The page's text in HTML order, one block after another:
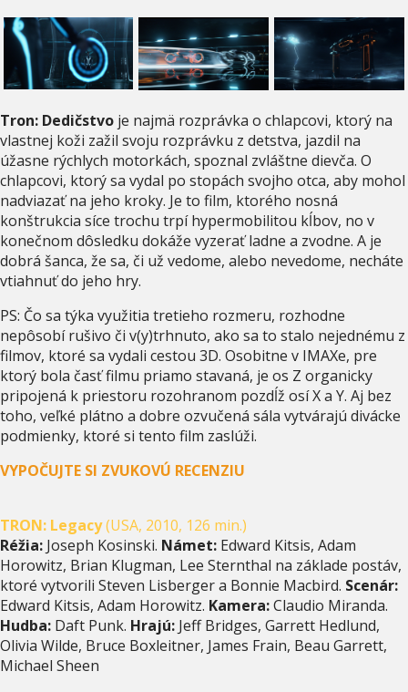
Tron: Dedičstvo je najmä rozprávka o chlapcovi, ktorý na
vlastnej koži zažil svoju rozprávku z detstva, jazdil na
úžasne rýchlych motorkách, spoznal zvláštne dievča. O
chlapcovi, ktorý sa vydal po stopách svojho otca, aby mohol
nadviazať na jeho kroky. Je to film, ktorého nosná
konštrukcia síce trochu trpí hypermobilitou kĺbov, no v
konečnom dôsledku dokáže vyzerať ladne a zvodne. A je
dobrá šanca, že sa, či už vedome, alebo nevedome, necháte
vtiahnuť do jeho hry.
PS: Čo sa týka využitia tretieho rozmeru, rozhodne
nepôsobí rušivo či v(y)trhnuto, ako sa to stalo nejednému z
filmov, ktoré sa vydali cestou 3D. Osobitne v IMAXe, pre
ktorý bola časť filmu priamo stavaná, je os Z organicky
pripojená k priestoru rozohranom pozdĺž osí X a Y. Aj bez
toho, veľké plátno a dobre ozvučená sála vytvárajú divácke
podmienky, ktoré si tento film zaslúži.
VYPOČUJTE SI ZVUKOVÚ RECENZIU
TRON: Legacy(USA, 2010, 126 min.)
Réžia: Joseph Kosinski. Námet: Edward Kitsis, Adam
Horowitz, Brian Klugman, Lee Sternthal na základe postáv,
ktoré vytvorili Steven Lisberger a Bonnie Macbird. Scenár:
Edward Kitsis, Adam Horowitz. Kamera:Claudio Miranda.
Hudba: Daft Punk. Hrajú: Jeff Bridges, Garrett Hedlund,
Olivia Wilde, Bruce Boxleitner, James Frain, Beau Garrett,
Michael Sheen